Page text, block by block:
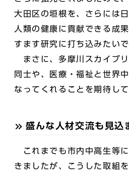
大田区の垣根を、さらには
人類の健康に貢献できる成
すます研究に打ち込みたいで
まさに、多摩川スカイブ
同士や、医療・福祉と世界
なってくれることを期待し
盛んな人材交流も見込
これまでも市内中高生等
きましたが、こうした取組